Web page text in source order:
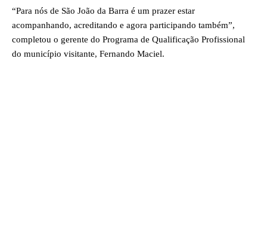
“Para nós de São João da Barra é um prazer estar
acompanhando, acreditando e agora participando também”,
completou o gerente do Programa de Qualificação Profissional
do município visitante, Fernando Maciel.